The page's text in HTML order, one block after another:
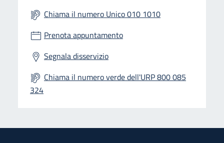
Chiama il numero Unico 010 1010
Prenota appuntamento
Segnala disservizio
Chiama il numero verde dell'URP 800 085
324